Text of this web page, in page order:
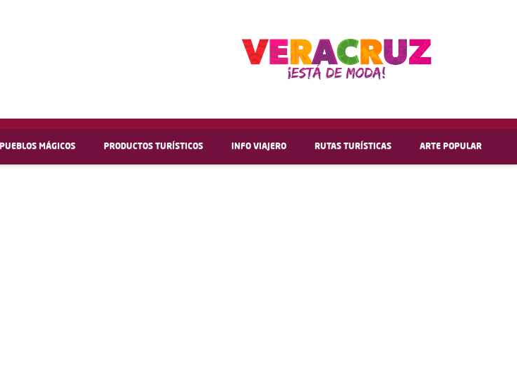
PUEBLOS MÁGICOS PRODUCTOS TURÍSTICOS INFO VIAJERO RUTAS TURÍSTICAS ARTE POPULAR